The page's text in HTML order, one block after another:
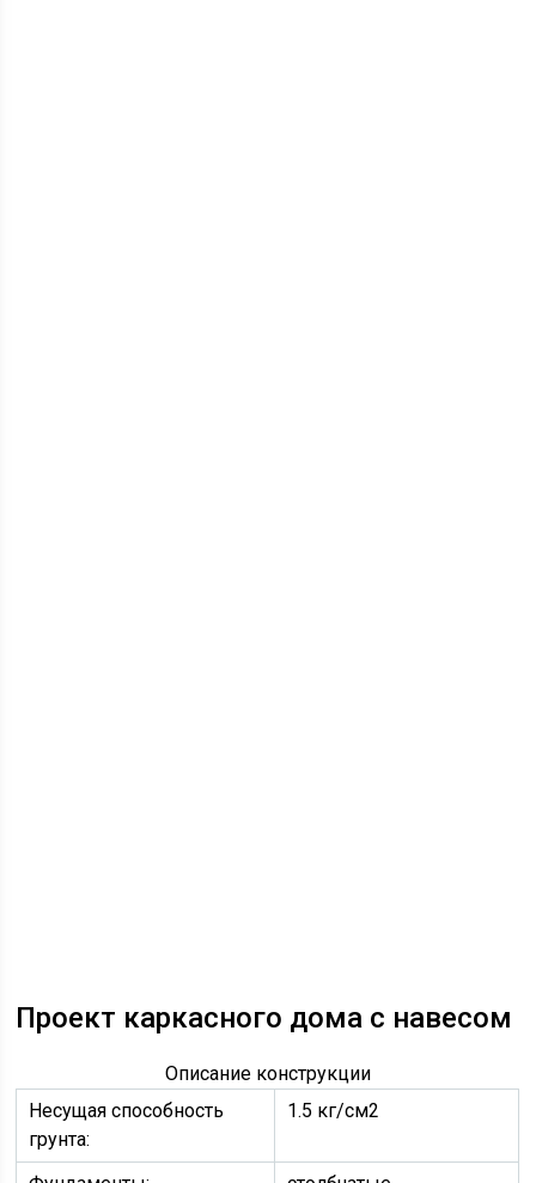
Проект каркасного дома с навесом
Описание конструкции
Несущая способность
грунта:
1.5 кг/см2